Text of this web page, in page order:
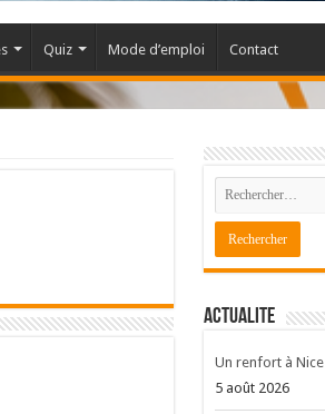
Quiz Mode d’emploi Contact
ACTUALITE
Un renfort à Nice
5 août 2026